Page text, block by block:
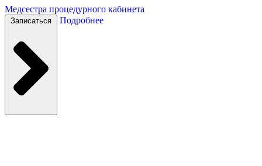
Медсестра процедурного кабинета
Записаться Подробнее